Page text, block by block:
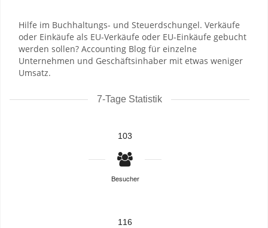
Hilfe im Buchhaltungs- und Steuerdschungel. Verkäufe
oder Einkäufe als EU-Verkäufe oder EU-Einkäufe gebucht
werden sollen? Accounting Blog für einzelne
Unternehmen und Geschäftsinhaber mit etwas weniger
Umsatz.
7-Tage Statistik
103
Besucher
116